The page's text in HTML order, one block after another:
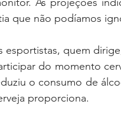
que não podíamos
quem
do momento
o consumo de
proporciona.